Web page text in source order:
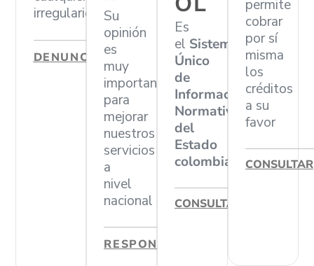
irregularidad
DENUNCIAR
Su
opinión
es
muy
importante
para
mejorar
nuestros
servicios
a
nivel
nacional
RESPONDER
Es
el Sistema
Único
de
Información
Normativa
del
Estado
colombiano
CONSULTAR
permite
cobrar
por sí
misma
los
créditos
a su
favor
CONSULTAR